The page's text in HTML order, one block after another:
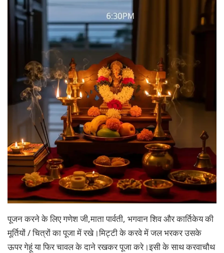
पूजन करने के लिए गणेश जी,माता पार्वती, भगवान शिव और कार्तिकेय की
मूर्तियों / चित्रों का पूजा में रखे।मिट्टी के करवे में जल भरकर उसके
ऊपर गेहूं या फिर चावल के दाने रखकर पूजा करे।इसी के साथ करवाचौथ